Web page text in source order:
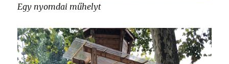
Egy nyomdai műhelyt